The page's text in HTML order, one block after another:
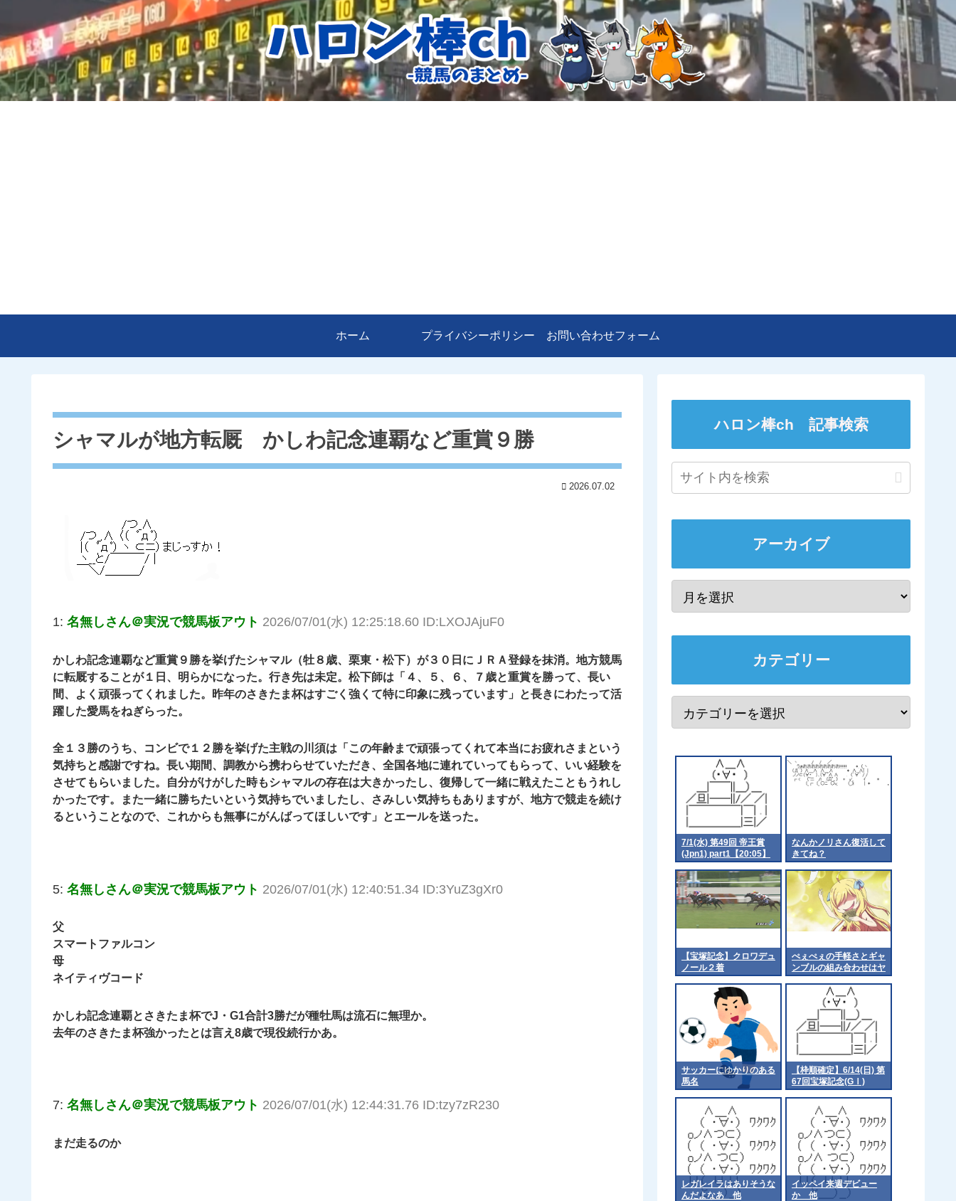
ホーム プライバシーポリシー お問い合わせフォーム
シャマルが地方転厩 かしわ記念連覇など重賞９勝
2026.07.02
1: 名無しさん＠実況で競馬板アウト 2026/07/01(水) 12:25:18.60 ID:LXOJAjuF0
かしわ記念連覇など重賞９勝を挙げたシャマル（牡８歳、栗東・松下）が３０日にＪＲＡ登録を抹消。地方競馬
に転厩することが１日、明らかになった。行き先は未定。松下師は「４、５、６、７歳と重賞を勝って、長い
間、よく頑張ってくれました。昨年のさきたま杯はすごく強くて特に印象に残っています」と長きにわたって活
躍した愛馬をねぎらった。
全１３勝のうち、コンビで１２勝を挙げた主戦の川須は「この年齢まで頑張ってくれて本当にお疲れさまという
気持ちと感謝ですね。長い期間、調教から携わらせていただき、全国各地に連れていってもらって、いい経験を
させてもらいました。自分がけがした時もシャマルの存在は大きかったし、復帰して一緒に戦えたこともうれし
かったです。また一緒に勝ちたいという気持ちでいましたし、さみしい気持ちもありますが、地方で競走を続け
るということなので、これからも無事にがんばってほしいです」とエールを送った。
5: 名無しさん＠実況で競馬板アウト 2026/07/01(水) 12:40:51.34 ID:3YuZ3gXr0
父
スマートファルコン
母
ネイティヴコード
かしわ記念連覇とさきたま杯でJ・G1合計3勝だが種牡馬は流石に無理か。
去年のさきたま杯強かったとは言え8歳で現役続行かあ。
7: 名無しさん＠実況で競馬板アウト 2026/07/01(水) 12:44:31.76 ID:tzy7zR230
まだ走るのか
ハロン棒ch 記事検索
アーカイブ
カテゴリー
7/1(水) 第49回 帝王賞
(Jpn1) part1【20:05】
なんかノリさん復活して
きてね？
【宝塚記念】クロワデュ
ノール２着
ぺぇぺぇの手軽さとギャ
ンブルの組み合わせはヤ
バいよな 他
サッカーにゆかりのある
馬名
【枠順確定】6/14(日) 第
67回宝塚記念(GⅠ)
part3
レガレイラはありそうな
んだよなあ 他
イッペイ来週デビュー
か 他